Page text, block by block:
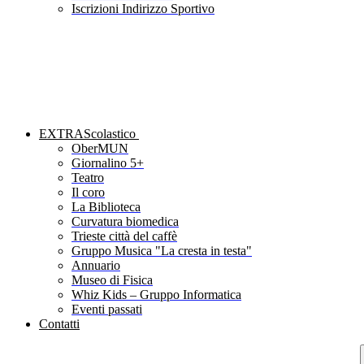
Iscrizioni Indirizzo Sportivo
EXTRAScolastico
OberMUN
Giornalino 5+
Teatro
Il coro
La Biblioteca
Curvatura biomedica
Trieste città del caffè
Gruppo Musica "La cresta in testa"
Annuario
Museo di Fisica
Whiz Kids – Gruppo Informatica
Eventi passati
Contatti